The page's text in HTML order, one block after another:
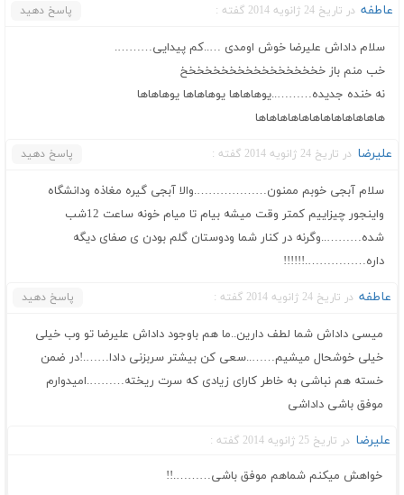
عاطفه در تاریخ 24 ژانویه 2014 گفته : پاسخ دهید
سلام داداش علیرضا خوش اومدی …..کم پیدایی……….
خب منم باز خخخخخخخخخخخخخخخخخخ
نه خنده جدیده………..یوهاهاها یوهاهاها یوهاهاها
هاهاهاهاهاهاهاهاهاهاهاها
علیرضا در تاریخ 24 ژانویه 2014 گفته : پاسخ دهید
سلام آبجی خوبم ممنون……………….والا آبجی گیره مغاذه ودانشگاه
واینجور چیزاییم کمتر وقت میشه بیام تا میام خونه ساعت 12شب
شده………..وگرنه در کنار شما ودوستان گلم بودن ی صفای دیگه
داره…………….!!!!!!
عاطفه در تاریخ 24 ژانویه 2014 گفته : پاسخ دهید
میسی داداش شما لطف دارین..ما هم باوجود داداش علیرضا تو وب خیلی
خیلی خوشحال میشیم……..سعی کن بیشتر سربزنی دادا…….!در ضمن
خسته هم نباشی به خاطر کارای زیادی که سرت ریخته……….امیدوارم
موفق باشی داداشی
علیرضا در تاریخ 25 ژانویه 2014 گفته :
خواهش میکنم شماهم موفق باشی……….!!